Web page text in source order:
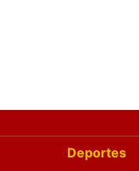
Deportes